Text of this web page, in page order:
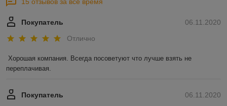
15 отзывов за всё время
06.11.2020
Покупатель
Отлично
Хорошая компания. Всегда посоветуют что лучше взять не
переплачивая.
06.11.2020
Покупатель